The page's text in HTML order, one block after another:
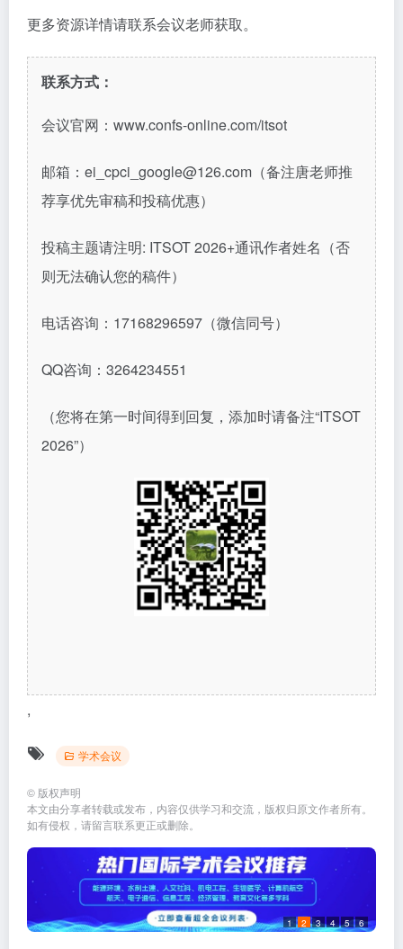
更多资源详情请联系会议老师获取。
联系方式：
会议官网：www.confs-online.com/itsot
邮箱：ei_cpci_google@126.com（备注唐老师推
荐享优先审稿和投稿优惠）
投稿主题请注明: ITSOT 2026+通讯作者姓名（否
则无法确认您的稿件）
电话咨询：17168296597（微信同号）
QQ咨询：3264234551
（您将在第一时间得到回复，添加时请备注“ITSOT
2026”）
,
学术会议
© 版权声明
本文由分享者转载或发布，内容仅供学习和交流，版权归原文作者所有。
如有侵权，请留言联系更正或删除。
1 2 3 4 5 6